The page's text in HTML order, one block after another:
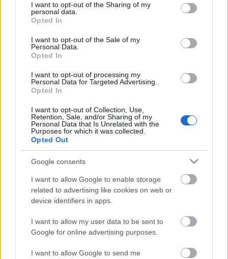
not limited to your visit or usage behaviour. You may click to
grant or deny consent to Google and its third-party tags to
use your data for below specified purposes in below Google
consent section.
I want to opt-out of the Sharing of my
personal data.
Opted In
I want to opt-out of the Sale of my
Personal Data.
Opted In
I want to opt-out of processing my
Personal Data for Targeted Advertising.
Opted In
I want to opt-out of Collection, Use,
Retention, Sale, and/or Sharing of my
Personal Data that Is Unrelated with the
Purposes for which it was collected.
Opted Out
Google consents
I want to allow Google to enable storage
related to advertising like cookies on web or
device identifiers in apps.
I want to allow my user data to be sent to
Google for online advertising purposes.
I want to allow Google to send me
Országos hírek
FELHASZNÁLTA AZ EMBERISÉG A FÖLD EGÉSZ
ÉVRE ELEGENDŐ ERŐFORRÁSAIT
Helyi hírek
BEINDULT AZ ŐSZIBARACKSZEZON,
HIRDETÉS
HIRDETÉS